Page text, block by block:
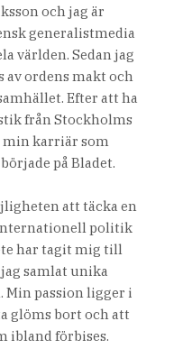
och jag är
generalistmedia
världen. Sedan jag
av ordens makt och
Efter att ha
från Stockholms
karriär som
på Bladet.
att täcka en
politik
har tagit mig till
samlat unika
passion ligger i
glöms bort och att
ibland förbises.